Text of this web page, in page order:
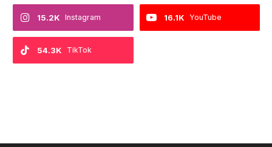
Instagram
15.2K YouTube
16.1K
TikTok
54.3K